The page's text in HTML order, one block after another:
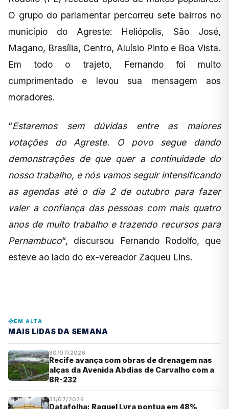
O grupo do parlamentar percorreu sete bairros no
município do Agreste: Heliópolis, São José,
Magano, Brasília, Centro, Aluísio Pinto e Boa Vista.
Em todo o trajeto, Fernando foi muito
cumprimentado e levou sua mensagem aos
moradores.
“Estaremos sem dúvidas entre as maiores
votações do Agreste. O povo segue dando
demonstrações de que quer a continuidade do
nosso trabalho, e nós vamos seguir intensificando
as agendas até o dia 2 de outubro para fazer
valer a confiança das pessoas com mais quatro
anos de muito trabalho e trazendo recursos para
Pernambuco“, discursou Fernando Rodolfo, que
esteve ao lado do ex-vereador Zaqueu Lins.
EM ALTA
MAIS LIDAS DA SEMANA
30/07/2026
Recife avança com obras de drenagem nas
alças da Avenida Abdias de Carvalho com a
BR-232
31/07/2026
Datafolha: Raquel Lyra pontua em 48%